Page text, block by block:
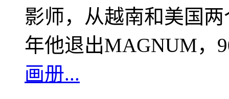
影师，从越南和美国
年他退出MAGNUM，
画册...